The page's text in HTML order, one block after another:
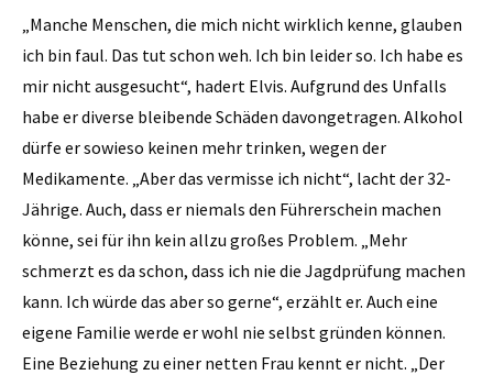
„Manche Menschen, die mich nicht wirklich kenne, glauben
ich bin faul. Das tut schon weh. Ich bin leider so. Ich habe es
mir nicht ausgesucht“, hadert Elvis. Aufgrund des Unfalls
habe er diverse bleibende Schäden davongetragen. Alkohol
dürfe er sowieso keinen mehr trinken, wegen der
Medikamente. „Aber das vermisse ich nicht“, lacht der 32-
Jährige. Auch, dass er niemals den Führerschein machen
könne, sei für ihn kein allzu großes Problem. „Mehr
schmerzt es da schon, dass ich nie die Jagdprüfung machen
kann. Ich würde das aber so gerne“, erzählt er. Auch eine
eigene Familie werde er wohl nie selbst gründen können.
Eine Beziehung zu einer netten Frau kennt er nicht. „Der